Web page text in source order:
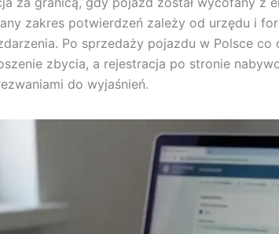
zakres potwierdzeń zależy od urzędu i
Po sprzedaży pojazdu w Polsce co
zbycia, a rejestracja po stronie
do wyjaśnień.